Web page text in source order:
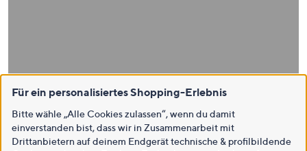
Für ein personalisiertes Shopping-Erlebnis
Bitte wähle „Alle Cookies zulassen“, wenn du damit
einverstanden bist, dass wir in Zusammenarbeit mit
Drittanbietern auf deinem Endgerät technische & profilbildende